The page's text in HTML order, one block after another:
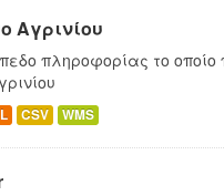
Αγρινίου
πληροφορίας το οποίο
CSV WMS